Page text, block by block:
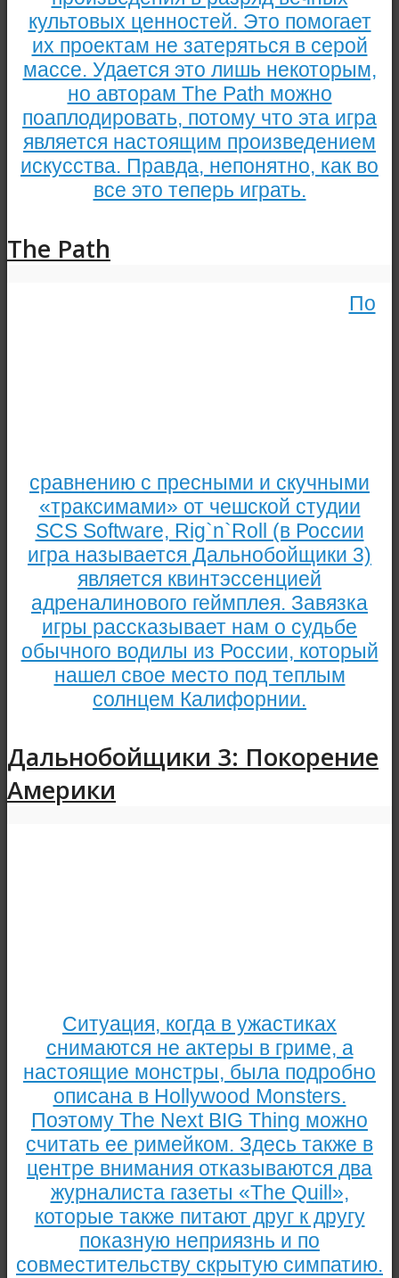
культовых ценностей. Это помогает
их проектам не затеряться в серой
массе. Удается это лишь некоторым,
но авторам The Path можно
поаплодировать, потому что эта игра
является настоящим произведением
искусства. Правда, непонятно, как во
все это теперь играть.
The Path
По
сравнению с пресными и скучными
«траксимами» от чешской студии
SCS Software, Rig`n`Roll (в России
игра называется Дальнобойщики 3)
является квинтэссенцией
адреналинового геймплея. Завязка
игры рассказывает нам о судьбе
обычного водилы из России, который
нашел свое место под теплым
солнцем Калифорнии.
Дальнобойщики 3: Покорение
Америки
Ситуация, когда в ужастиках
снимаются не актеры в гриме, а
настоящие монстры, была подробно
описана в Hollywood Monsters.
Поэтому The Next BIG Thing можно
считать ее римейком. Здесь также в
центре внимания отказываются два
журналиста газеты «The Quill»,
которые также питают друг к другу
показную неприязнь и по
совместительству скрытую симпатию.